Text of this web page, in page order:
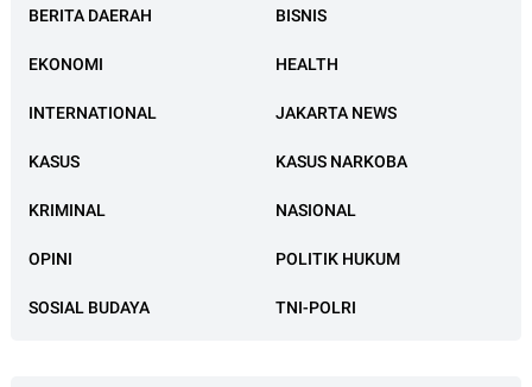
BERITA DAERAH BISNIS
EKONOMI HEALTH
INTERNATIONAL JAKARTA NEWS
KASUS KASUS NARKOBA
KRIMINAL NASIONAL
OPINI POLITIK HUKUM
SOSIAL BUDAYA TNI-POLRI